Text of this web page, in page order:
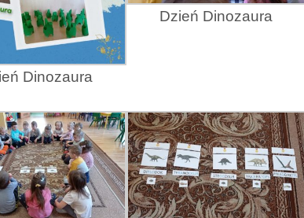
Dinozaura
Dzień Dinozaura